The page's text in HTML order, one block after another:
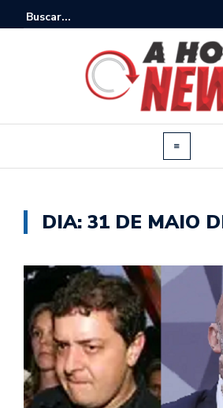
DIA: 31 DE MAIO